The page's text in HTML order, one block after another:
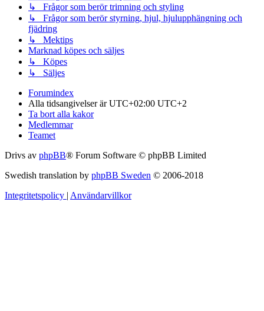
↳ Frågor som berör trimning och styling
↳ Frågor som berör styrning, hjul, hjulupphängning och
fjädring
↳ Mektips
Marknad köpes och säljes
↳ Köpes
↳ Säljes
Forumindex
Alla tidsangivelser är UTC+02:00 UTC+2
Ta bort alla kakor
Medlemmar
Teamet
Drivs av phpBB® Forum Software © phpBB Limited
Swedish translation by phpBB Sweden © 2006-2018
Integritetspolicy | Användarvillkor